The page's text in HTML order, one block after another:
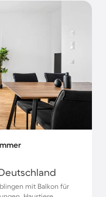
mit Balkon für